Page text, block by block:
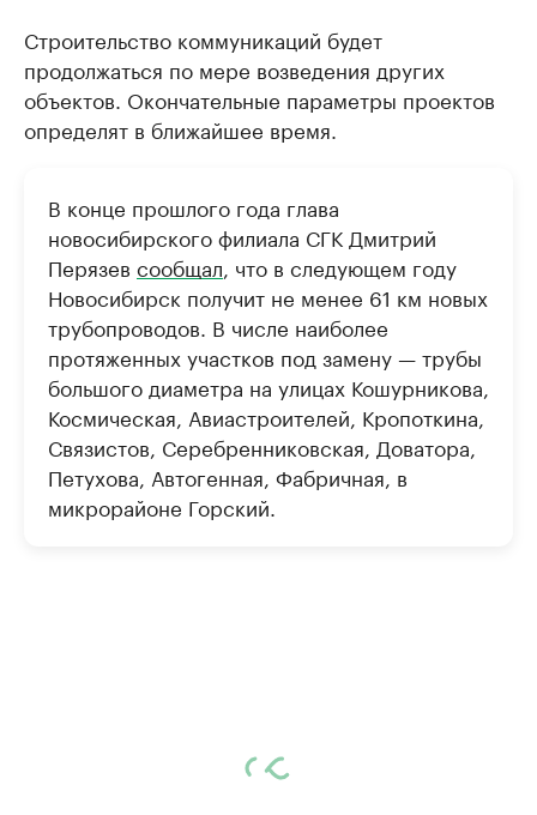
Строительство коммуникаций будет
продолжаться по мере возведения других
объектов. Окончательные параметры проектов
определят в ближайшее время.
В конце прошлого года глава
новосибирского филиала СГК Дмитрий
Перязев сообщал , что в следующем году
Новосибирск получит не менее 61 км новых
трубопроводов. В числе наиболее
протяженных участков под замену — трубы
большого диаметра на улицах Кошурникова,
Космическая, Авиастроителей, Кропоткина,
Связистов, Серебренниковская, Доватора,
Петухова, Автогенная, Фабричная, в
микрорайоне Горский.